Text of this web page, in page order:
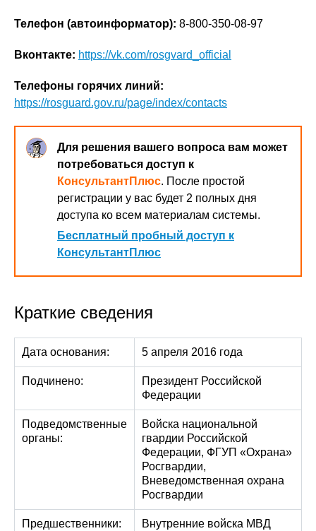
Телефон (автоинформатор): 8-800-350-08-97
Вконтакте: https://vk.com/rosgvard_official
Телефоны горячих линий:
https://rosguard.gov.ru/page/index/contacts
Для решения вашего вопроса вам может
потребоваться доступ к
КонсультантПлюс. После простой
регистрации у вас будет 2 полных дня
доступа ко всем материалам системы.
Бесплатный пробный доступ к
КонсультантПлюс
Краткие сведения
Дата основания: 5 апреля 2016 года
Подчинено:
Президент Российской
Федерации
Подведомственные
органы:
Войска национальной
гвардии Российской
Федерации, ФГУП «Охрана»
Росгвардии,
Вневедомственная охрана
Росгвардии
Предшественники:
Внутренние войска МВД